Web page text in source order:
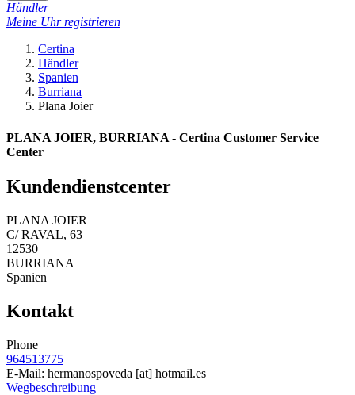
Händler
Meine Uhr registrieren
Certina
Händler
Spanien
Burriana
Plana Joier
PLANA JOIER, BURRIANA - Certina Customer Service
Center
Kundendienstcenter
PLANA JOIER
C/ RAVAL, 63
12530
BURRIANA
Spanien
Kontakt
Phone
964513775
E-Mail: hermanospoveda [at] hotmail.es
Wegbeschreibung